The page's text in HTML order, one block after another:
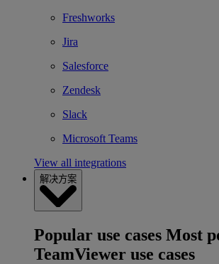
Freshworks
Jira
Salesforce
Zendesk
Slack
Microsoft Teams
View all integrations
解决方案
Popular use cases Most
TeamViewer use cases